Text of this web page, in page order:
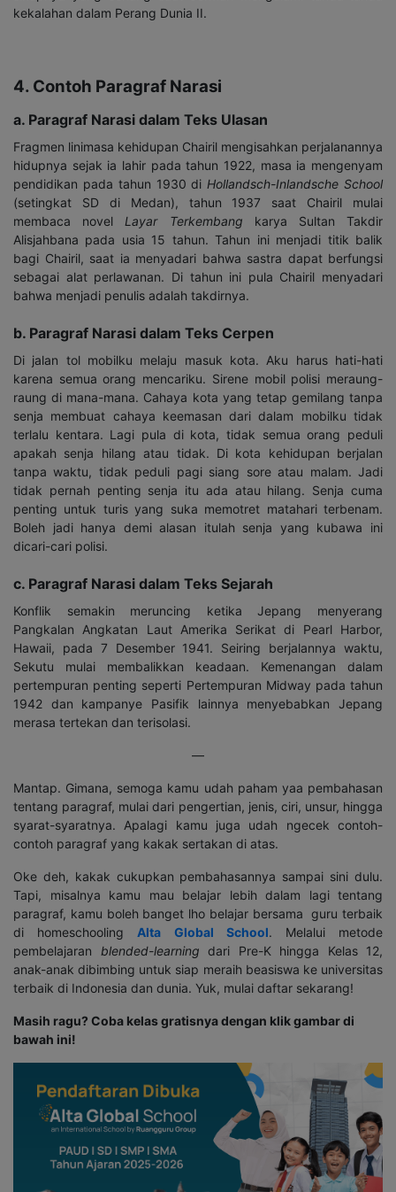
kekalahan dalam Perang Dunia II.
4. Contoh Paragraf Narasi
a. Paragraf Narasi dalam Teks Ulasan
Fragmen linimasa kehidupan Chairil mengisahkan perjalanannya
hidupnya sejak ia lahir pada tahun 1922, masa ia mengenyam
pendidikan pada tahun 1930 di Hollandsch-Inlandsche School
(setingkat SD di Medan), tahun 1937 saat Chairil mulai
membaca novel Layar Terkembang
karya Sultan Takdir
Alisjahbana pada usia 15 tahun. Tahun ini menjadi titik balik
bagi Chairil, saat ia menyadari bahwa sastra dapat berfungsi
sebagai alat perlawanan. Di tahun ini pula Chairil menyadari
bahwa menjadi penulis adalah takdirnya.
b. Paragraf Narasi dalam Teks Cerpen
Di jalan tol mobilku melaju masuk kota. Aku harus hati-hati
karena semua orang mencariku. Sirene mobil polisi meraung-
raung di mana-mana. Cahaya kota yang tetap gemilang tanpa
senja membuat cahaya keemasan dari dalam mobilku tidak
terlalu kentara. Lagi pula di kota, tidak semua orang peduli
apakah senja hilang atau tidak. Di kota kehidupan berjalan
tanpa waktu, tidak peduli pagi siang sore atau malam. Jadi
tidak pernah penting senja itu ada atau hilang. Senja cuma
penting untuk turis yang suka memotret matahari terbenam.
Boleh jadi hanya demi alasan itulah senja yang kubawa ini
dicari-cari polisi.
c. Paragraf Narasi dalam Teks Sejarah
Konflik semakin meruncing ketika Jepang menyerang
Pangkalan Angkatan Laut Amerika Serikat di Pearl Harbor,
Hawaii, pada 7 Desember 1941. Seiring berjalannya waktu,
Sekutu mulai membalikkan keadaan. Kemenangan dalam
pertempuran penting seperti Pertempuran Midway pada tahun
1942 dan kampanye Pasifik lainnya menyebabkan Jepang
merasa tertekan dan terisolasi.
—
Mantap. Gimana, semoga kamu udah paham yaa pembahasan
tentang paragraf, mulai dari pengertian, jenis, ciri, unsur, hingga
syarat-syaratnya. Apalagi kamu juga udah ngecek contoh-
contoh paragraf yang kakak sertakan di atas.
Oke deh, kakak cukupkan pembahasannya sampai sini dulu.
Tapi, misalnya kamu mau belajar lebih dalam lagi tentang
paragraf, kamu boleh banget lho belajar bersamaguru terbaik
di homeschooling Alta Global School. Melalui metode
pembelajaran blended-learning dari Pre-K hingga Kelas 12,
anak-anak dibimbing untuk siap meraih beasiswa ke universitas
terbaik di Indonesia dan dunia. Yuk, mulai daftar sekarang!
Masih ragu? Coba kelas gratisnya dengan klik gambar di
bawah ini!